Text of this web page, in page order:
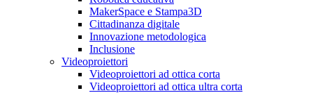
MakerSpace e Stampa3D
Cittadinanza digitale
Innovazione metodologica
Inclusione
Videoproiettori
Videoproiettori ad ottica corta
Videoproiettori ad ottica ultra corta